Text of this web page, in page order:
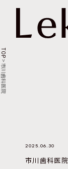
TOP
>
市川歯科医院
2025.06.30
市川歯科医院